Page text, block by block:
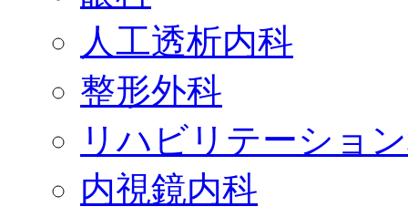
人工透析内科
整形外科
リハビリテーショ
内視鏡内科